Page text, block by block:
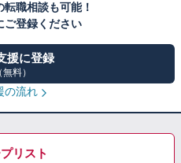
職相談も可能！
ご登録ください
援に登録
（無料）
の流れ
リスト